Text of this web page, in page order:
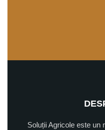
Soluții Agricole este un